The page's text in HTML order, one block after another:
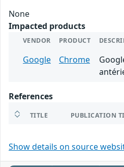
None
Impacted products
VENDOR PRODUCT
Google Chrome
References
TITLE PUBLICATION
Show details on source